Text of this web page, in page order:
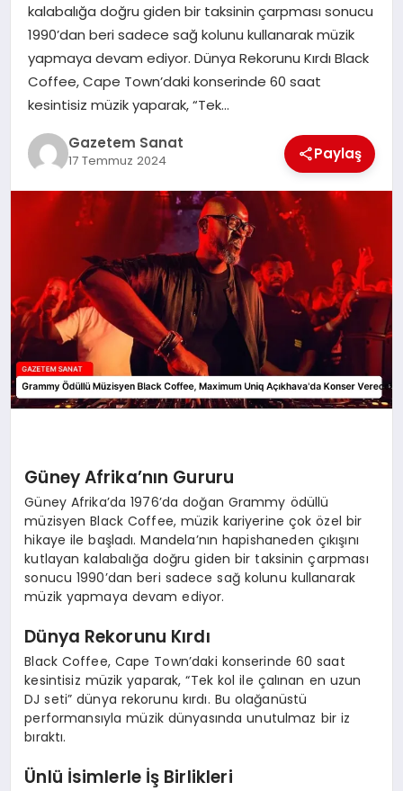
DÜNYA
EĞITIM
kalabalığa doğru giden bir taksinin çarpması sonucu
1990’dan beri sadece sağ kolunu kullanarak müzik
yapmaya devam ediyor. Dünya Rekorunu Kırdı Black
Coffee, Cape Town’daki konserinde 60 saat
kesintisiz müzik yaparak, “Tek…
Gazetem Sanat
17 Temmuz 2024 Paylaş
Güney Afrika’nın Gururu
Güney Afrika’da 1976’da doğan Grammy ödüllü
müzisyen Black Coffee, müzik kariyerine çok özel bir
hikaye ile başladı. Mandela’nın hapishaneden çıkışını
kutlayan kalabalığa doğru giden bir taksinin çarpması
sonucu 1990’dan beri sadece sağ kolunu kullanarak
müzik yapmaya devam ediyor.
Dünya Rekorunu Kırdı
Black Coffee, Cape Town’daki konserinde 60 saat
kesintisiz müzik yaparak, “Tek kol ile çalınan en uzun
DJ seti” dünya rekorunu kırdı. Bu olağanüstü
performansıyla müzik dünyasında unutulmaz bir iz
bıraktı.
Ünlü İsimlerle İş Birlikleri